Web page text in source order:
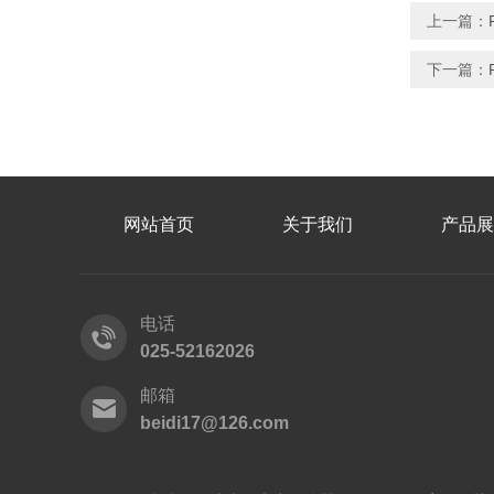
上一篇：
下一篇：
网站首页 关于我们 产品
电话
025-52162026
邮箱
beidi17@126.com